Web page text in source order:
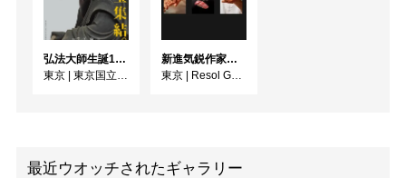
弘法大師生誕1250年記念 特別展「空海と真言の名宝」
東京 | 東京国立博物館
新進気鋭作家によるアート作品 2026年8月特設展示 木寺 憲吾
東京 | Resol Gallery Ueno
最近ウオッチされたギャラリー